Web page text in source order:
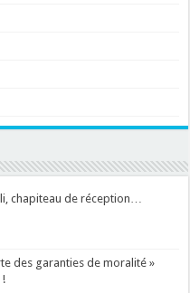
chapiteau de réception…
des garanties de moralité »
!